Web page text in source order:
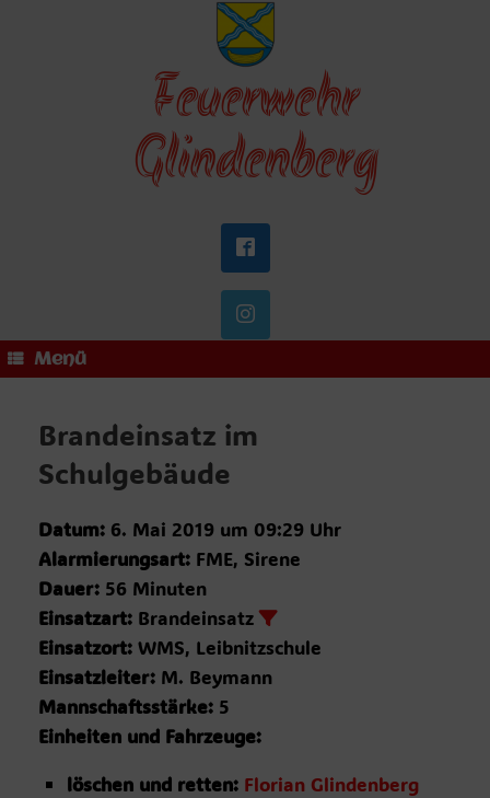
Feuerwehr
Glindenberg
Menü
Brandeinsatz im
Schulgebäude
Datum: 6. Mai 2019 um 09:29 Uhr
Alarmierungsart: FME, Sirene
Dauer: 56 Minuten
Einsatzart: Brandeinsatz
Einsatzort: WMS, Leibnitzschule
Einsatzleiter: M. Beymann
Mannschaftsstärke: 5
Einheiten und Fahrzeuge:
löschen und retten: Florian Glindenberg